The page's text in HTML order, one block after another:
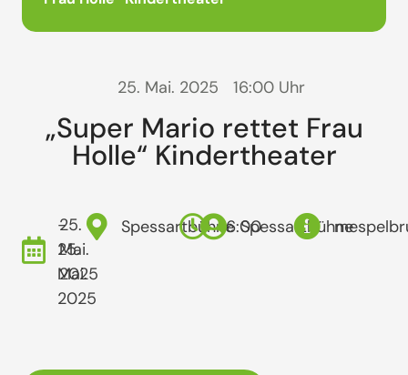
25. Mai. 2025 16:00 Uhr
„Super Mario rettet Frau
Holle“ Kindertheater
25.
Mai.
2025
-
25.
Mai.
2025
Spessartbühne16:00Spessartbühne